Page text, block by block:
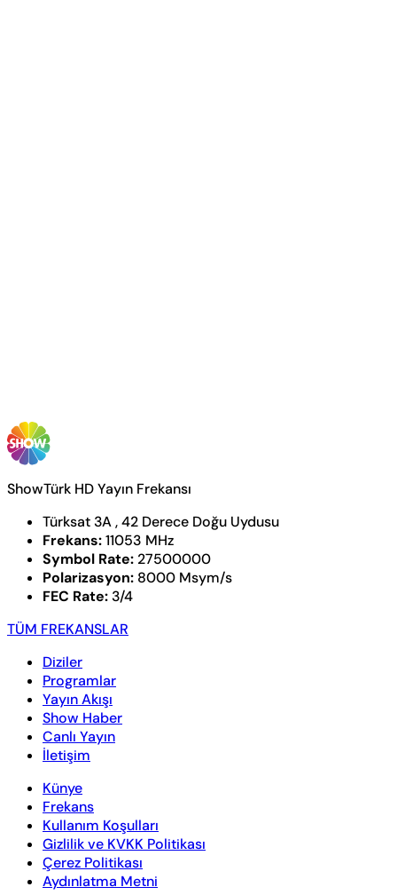
ShowTürk HD Yayın Frekansı
Türksat 3A , 42 Derece Doğu Uydusu
Frekans:11053 MHz
Symbol Rate: 27500000
Polarizasyon: 8000 Msym/s
FEC Rate: 3/4
TÜM FREKANSLAR
Diziler
Programlar
Yayın Akışı
Show Haber
Canlı Yayın
İletişim
Künye
Frekans
Kullanım Koşulları
Gizlilik ve KVKK Politikası
Çerez Politikası
Aydınlatma Metni